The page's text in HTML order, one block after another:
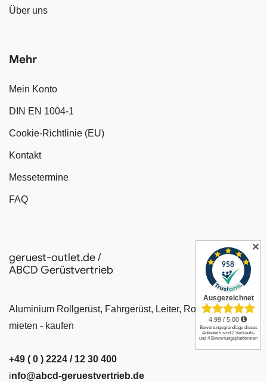
Über uns
Mehr
Mein Konto
DIN EN 1004-1
Cookie-Richtlinie (EU)
Kontakt
Messetermine
FAQ
geruest-outlet.de /
ABCD Gerüstvertrieb
Aluminium Rollgerüst, Fahrgerüst, Leiter, Rollrüstung
mieten - kaufen
+49 ( 0 ) 2224 / 12 30 400
info@abcd-geruestvertrieb.de
✕